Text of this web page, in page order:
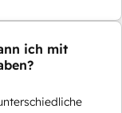
ich mit